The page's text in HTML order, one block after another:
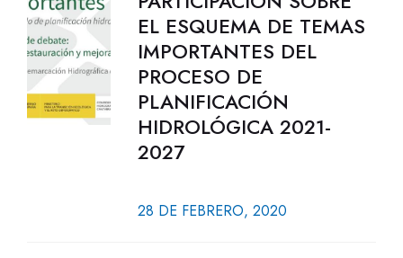
EL ESQUEMA DE TEMAS
IMPORTANTES DEL
PROCESO DE
PLANIFICACIÓN
HIDROLÓGICA 2021-
2027
28 DE FEBRERO, 2020